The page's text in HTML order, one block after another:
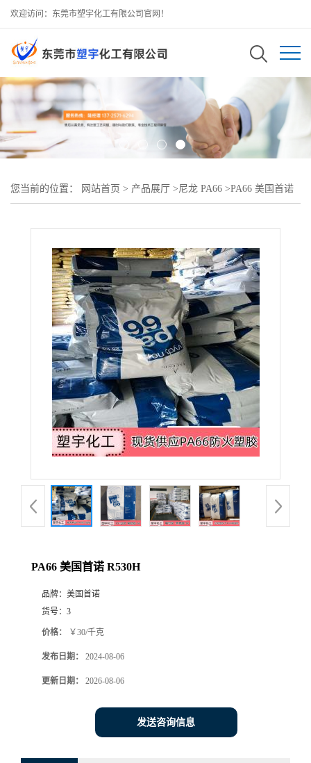
欢迎访问：东莞市塑宇化工有限公司官网！
您当前的位置： 网站首页 > 产品展厅 >尼龙 PA66 >PA66 美国首诺
PA66 美国首诺 R530H
品牌： 美国首诺
货号： 3
价格： ￥30/千克
发布日期： 2024-08-06
更新日期： 2026-08-06
发送咨询信息